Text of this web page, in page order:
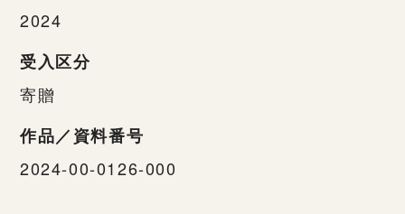
2024
受入区分
寄贈
作品／資料番号
2024-00-0126-000